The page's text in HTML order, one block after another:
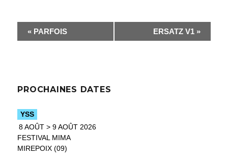
« PARFOIS ERSATZ V1 »
PROCHAINES DATES
YSS
8 AOÛT > 9 AOÛT 2026
FESTIVAL MIMA
MIREPOIX (09)